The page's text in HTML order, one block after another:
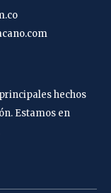
hechos
Estamos en